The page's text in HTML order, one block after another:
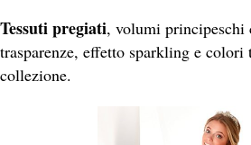
Tessuti pregiati, volumi principeschi
trasparenze, effetto sparkling e
collezione.